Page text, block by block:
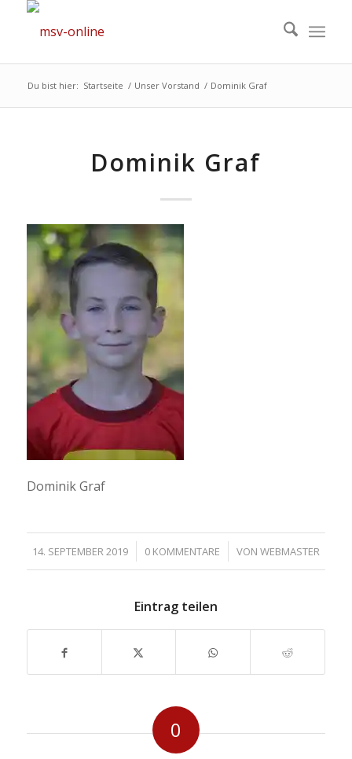
Du bist hier: Startseite / Unser Vorstand / Dominik Graf
Dominik Graf
Dominik Graf
14. SEPTEMBER 2019
/ 0 KOMMENTARE
/ VON WEBMASTER
Eintrag teilen
0